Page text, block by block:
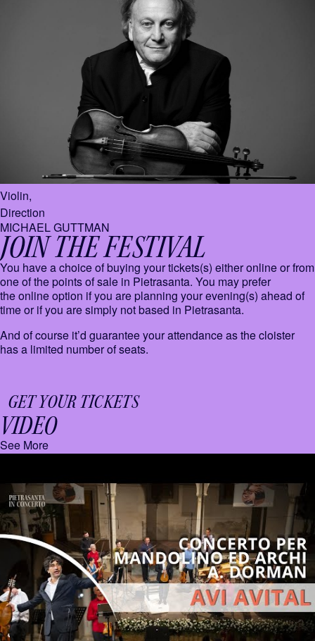
Violin,
Direction
MICHAEL GUTTMAN
JOIN THE FESTIVAL
You have a choice of buying your tickets(s) either online or from
one of the points of sale in Pietrasanta. You may prefer
the online option if you are planning your evening(s) ahead of
time or if you are simply not based in Pietrasanta.
And of course it’d guarantee your attendance as the cloister
has a limited number of seats.
GET YOUR TICKETS
VIDEO
See More